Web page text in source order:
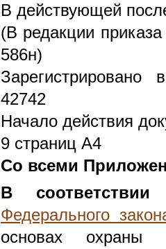
В действующей
(В редакции
586н)
42742
Начало действия
9 страниц А4
Со всеми
В соответствии
Федерального
основах